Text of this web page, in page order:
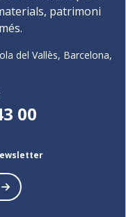
patrimoni
del Vallès, Barcelona,
00